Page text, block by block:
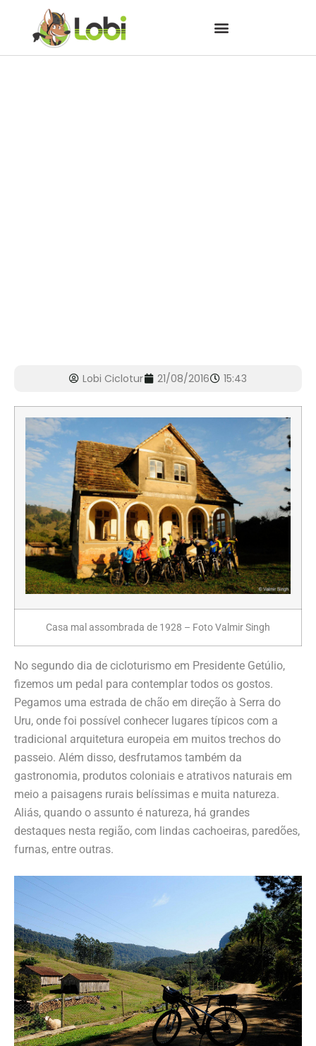
Lobi Ciclotur 21/08/2016 15:43
Casa mal assombrada de 1928 – Foto Valmir Singh
No segundo dia de cicloturismo em Presidente Getúlio,
fizemos um pedal para contemplar todos os gostos.
Pegamos uma estrada de chão em direção à Serra do
Uru, onde foi possível conhecer lugares típicos com a
tradicional arquitetura europeia em muitos trechos do
passeio. Além disso, desfrutamos também da
gastronomia, produtos coloniais e atrativos naturais em
meio a paisagens rurais belíssimas e muita natureza.
Aliás, quando o assunto é natureza, há grandes
destaques nesta região, com lindas cachoeiras, paredões,
furnas, entre outras.